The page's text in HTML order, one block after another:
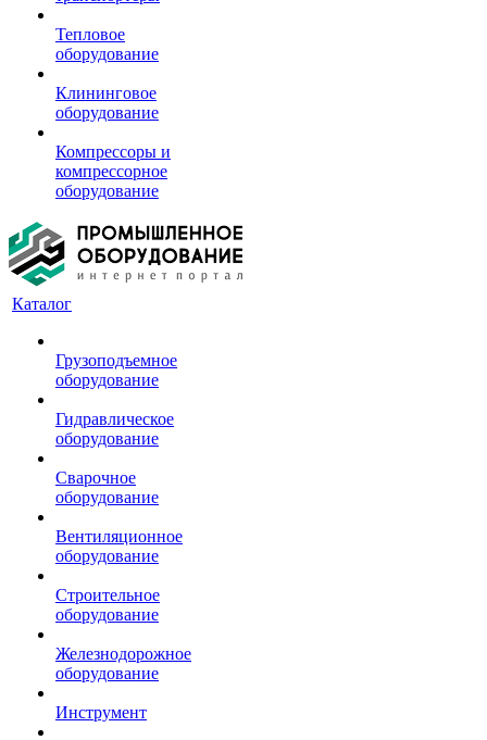
Тепловое
оборудование
Клининговое
оборудование
Компрессоры и
компрессорное
оборудование
Каталог
Грузоподъемное
оборудование
Гидравлическое
оборудование
Сварочное
оборудование
Вентиляционное
оборудование
Строительное
оборудование
Железнодорожное
оборудование
Инструмент